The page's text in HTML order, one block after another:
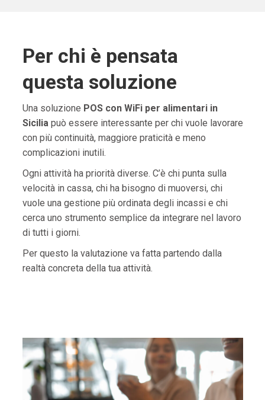
Per chi è pensata
questa soluzione
Una soluzione POS con WiFi per alimentari in
Siciliapuò essere interessante per chi vuole lavorare
con più continuità, maggiore praticità e meno
complicazioni inutili.
Ogni attività ha priorità diverse. C’è chi punta sulla
velocità in cassa, chi ha bisogno di muoversi, chi
vuole una gestione più ordinata degli incassi e chi
cerca uno strumento semplice da integrare nel lavoro
di tutti i giorni.
Per questo la valutazione va fatta partendo dalla
realtà concreta della tua attività.